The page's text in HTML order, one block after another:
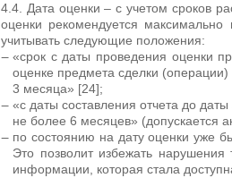
4.4. Дата оценки – с учетом сроков
оценки рекомендуется максимально
учитывать следующие положения:
«срок с даты проведения оценки
оценке предмета сделки
3 месяца» [24];
«с даты составления отчета до
не более 6 месяцев» (допускается
по состоянию на дату оценки уже
Это позволит избежать
информации, которая стала